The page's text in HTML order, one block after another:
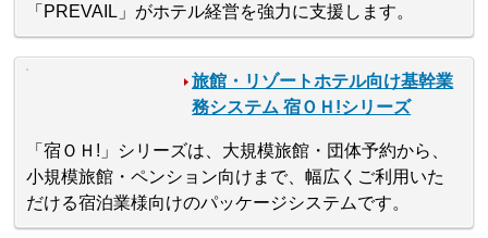
「PREVAIL」がホテル経営を強力に支援します。
旅館・リゾートホテル向け基幹業
務システム 宿ＯＨ!シリーズ
「宿ＯＨ!」シリーズは、大規模旅館・団体予約から、
小規模旅館・ペンション向けまで、幅広くご利用いた
だける宿泊業様向けのパッケージシステムです。